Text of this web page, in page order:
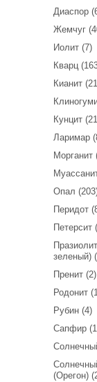
Диаспор
Жемчуг
Иолит (7)
Кварц
Кианит
Кунцит
Ларимар
Морганит
Опал
Перидот
Петерсит
зеленый)
Пренит (2)
Родонит
Рубин (4)
Сапфир
(Орегон)